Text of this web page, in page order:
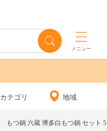
メニュー
カテゴリ 地域
もつ鍋 六蔵 博多白もつ鍋 セット